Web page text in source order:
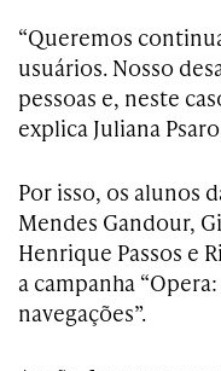
“Queremos
usuários. Nosso
pessoas e, neste
explica Juliana
Por isso, os alunos
Mendes Gandour,
Henrique Passos e
a campanha
navegações”.